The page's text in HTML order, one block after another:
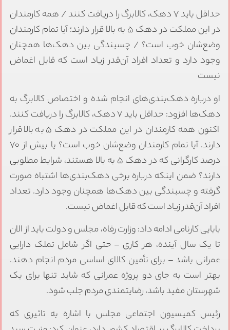
حداقل باید ۷ دهک، کالابرگ را دریافت کنند / همه کارمندان
در این مملکت در دهک ۵ به بالا قرار دارند؛ آیا تمام کارمندان
وضع‌شان خوب است؟ / چسبندگی بین دهک‌ها همچنان
وجود دارد و تعداد افراد آن‌قدر زیاد است که قابل اغماض
نیست
او درباره دهک‌بندی‌های انجام شده و اختصاص کالابرگ به
دهک‌ها افزود: حداقل باید ۷ دهک، کالابرگ را دریافت کنند.
اکنون همه کارمندان در این مملکت در دهک ۵ به بالا قرار
دارند. آیا تمام کارمندان وضع‌شان خوب است؟ یا بیش از ۷۰
درصد کارگرانی که در دهک ۵ به بالا هستند، شرایط مطلوبی
دارند؟ ضمن اینکه درباره برخی دهک‌بندی‌ها اشتباه صورت
گرفته و چسبندگی بین دهک‌ها همچنان وجود دارد. تعداد
افراد آن‌قدر زیاد است که قابل اغماض نیست.
بابایی کارنامی ادامه داد: وزارت رفاه، مجلس و دولت باید از الان
تا یک سال آینده، هر کاری – حتی اگر شامل تملک دارایی
عمرانی باشد – برای تأمین کالای اساسی مردم انجام دهند.
بهتر است به جای دو پروژه عمرانی که شاید تنها برای یک
شهرستان مفید باشد، رضایتمندی مردم جلب شود.
رئیس کمیسیون اجتماعی مجلس با اشاره به تاثیری که